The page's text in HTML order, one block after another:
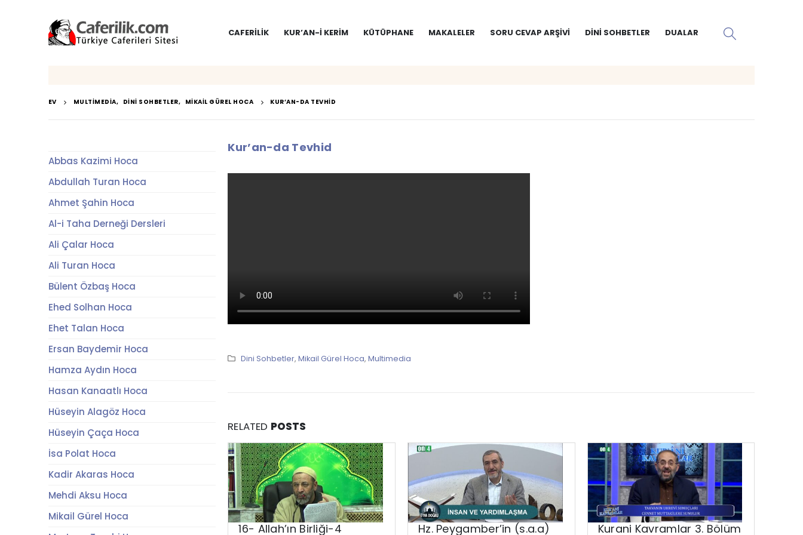
CAFERILIK KUR’AN-I KERIM KÜTÜPHANE MAKALELER SORU CEVAP ARŞIVI DINI SOHBETLER DUALAR
EV MULTIMEDIA, DINI SOHBETLER, MIKAIL GÜREL HOCA KUR’AN-DA TEVHID
Kur’an-da Tevhid
Dini Sohbetler, Mikail Gürel Hoca, Multimedia
RELATED POSTS
16- Allah’ın Birliği-4
Hz. Peygamber’in (s.a.a)
Kurani Kavramlar 3. Bölüm
Abbas Kazimi Hoca
Abdullah Turan Hoca
Ahmet Şahin Hoca
Al-i Taha Derneği Dersleri
Ali Çalar Hoca
Ali Turan Hoca
Bülent Özbaş Hoca
Ehed Solhan Hoca
Ehet Talan Hoca
Ersan Baydemir Hoca
Hamza Aydın Hoca
Hasan Kanaatlı Hoca
Hüseyin Alagöz Hoca
Hüseyin Çaça Hoca
İsa Polat Hoca
Kadir Akaras Hoca
Mehdi Aksu Hoca
Mikail Gürel Hoca